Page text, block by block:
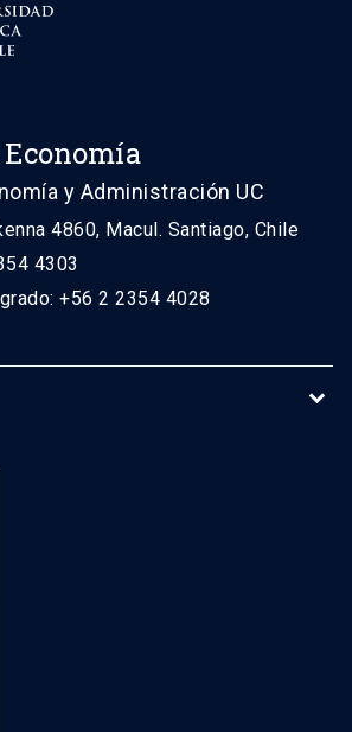
y Administración UC
4860, Macul. Santiago, Chile
4303
+56 2 2354 4028